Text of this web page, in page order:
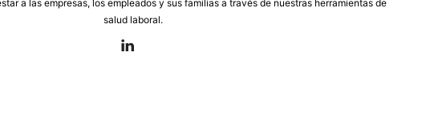
a las empresas, los empleados y sus familias a través de nuestras herramientas de
salud laboral.